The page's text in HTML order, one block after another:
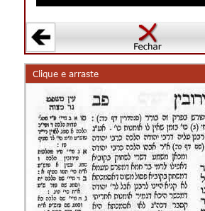
Clique e arraste